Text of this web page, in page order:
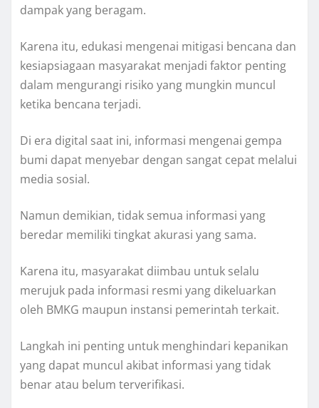
dampak yang beragam.
Karena itu, edukasi mengenai mitigasi bencana dan
kesiapsiagaan masyarakat menjadi faktor penting
dalam mengurangi risiko yang mungkin muncul
ketika bencana terjadi.
Di era digital saat ini, informasi mengenai gempa
bumi dapat menyebar dengan sangat cepat melalui
media sosial.
Namun demikian, tidak semua informasi yang
beredar memiliki tingkat akurasi yang sama.
Karena itu, masyarakat diimbau untuk selalu
merujuk pada informasi resmi yang dikeluarkan
oleh BMKG maupun instansi pemerintah terkait.
Langkah ini penting untuk menghindari kepanikan
yang dapat muncul akibat informasi yang tidak
benar atau belum terverifikasi.